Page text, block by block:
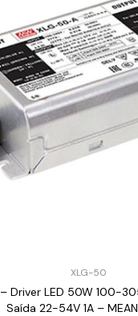
XLG-50
Driver LED 50W 100-
Saída 22-54V 1A –